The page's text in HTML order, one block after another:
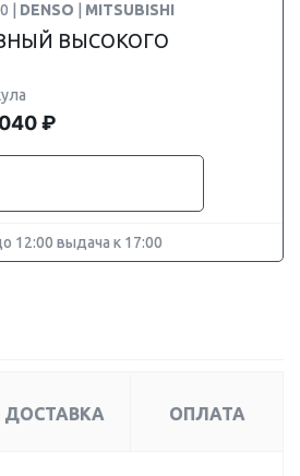
| DENSO MITSUBISHI
ВЫСОКОГО
₽
12:00 выдача к 17:00
ДОСТАВКА ОПЛАТА